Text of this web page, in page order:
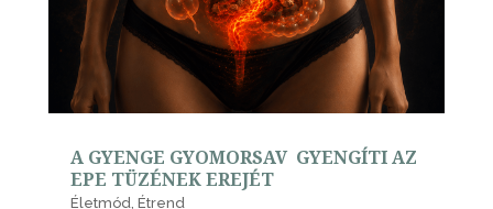
A GYENGE GYOMORSAV GYENGÍTI AZ
EPE TÜZÉNEK EREJÉT
Életmód Étrend